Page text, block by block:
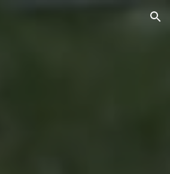
Skip to navigation